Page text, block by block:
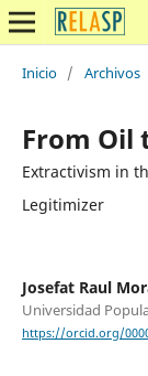
Inicio / Archivos
From Oil
Extractivism in
Legitimizer
Josefat Raul
Universidad
https://orcid.org/